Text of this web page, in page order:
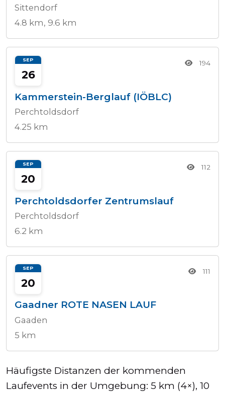
Sittendorf
4.8 km, 9.6 km
SEP
26
194
Kammerstein-Berglauf (IÖBLC)
Perchtoldsdorf
4.25 km
SEP
20
112
Perchtoldsdorfer Zentrumslauf
Perchtoldsdorf
6.2 km
SEP
20
111
Gaadner ROTE NASEN LAUF
Gaaden
5 km
Häufigste Distanzen der kommenden
Laufevents in der Umgebung: 5 km (4×), 10